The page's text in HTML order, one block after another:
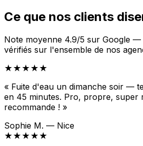
Ce que nos clients
Note moyenne 4.9/5 sur Google —
vérifiés sur l'ensemble de nos
★★★★★
« Fuite d'eau un dimanche soir —
en 45 minutes. Pro, propre, super
recommande ! »
Sophie M. — Nice
★★★★★